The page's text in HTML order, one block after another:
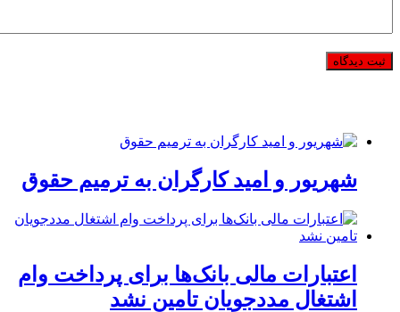
شهریور و امید کارگران به ترمیم حقوق
اعتبارات مالی بانک‌ها برای پرداخت وام
اشتغال مددجویان تامین نشد